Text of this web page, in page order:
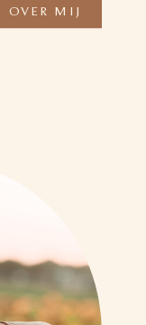
OVER MIJ